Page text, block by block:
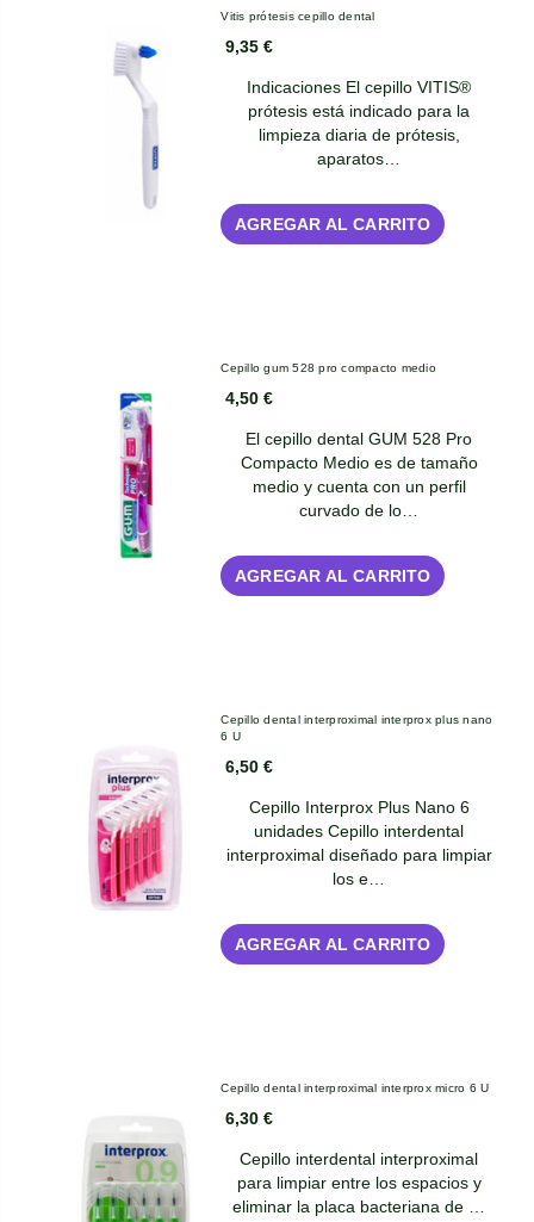
Vitis prótesis cepillo dental
9,35 €
Indicaciones El cepillo VITIS®
prótesis está indicado para la
limpieza diaria de prótesis,
aparatos…
AGREGAR AL CARRITO
Cepillo gum 528 pro compacto medio
4,50 €
El cepillo dental GUM 528 Pro
Compacto Medio es de tamaño
medio y cuenta con un perfil
curvado de lo…
AGREGAR AL CARRITO
Cepillo dental interproximal interprox plus nano
6 U
6,50 €
Cepillo Interprox Plus Nano 6
unidades Cepillo interdental
interproximal diseñado para limpiar
los e…
AGREGAR AL CARRITO
Cepillo dental interproximal interprox micro 6 U
6,30 €
Cepillo interdental interproximal
para limpiar entre los espacios y
eliminar la placa bacteriana de …